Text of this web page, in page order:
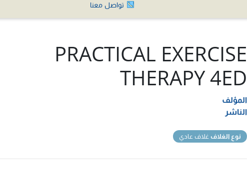
تواصل معنا
PRACTICAL EXERCISE
THERAPY 4ED
المؤلف
الناشر
نوع الغلاف غلاف عادي